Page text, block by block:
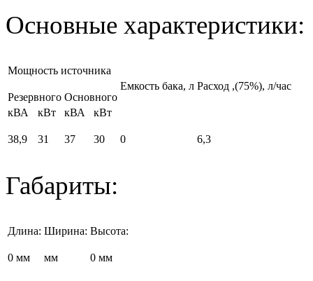
Основные характеристики:
Мощность источника
Емкость бака, л Расход ,(75%), л/час
Резервного Основного
кВА
кВт кВА кВт
38,9 31 37 30 0 6,3
Габариты:
Длина: Ширина: Высота:
0 мм мм 0 мм